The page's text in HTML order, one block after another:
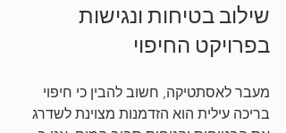
שילוב בטיחות ונגישות
בפרויקט החיפוי
מעבר לאסתטיקה, חשוב להבין כי חיפוי
בריכה עילית הוא הזדמנות מצוינת לשדרג